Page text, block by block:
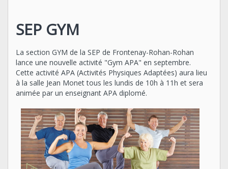
SEP GYM
La section GYM de la SEP de Frontenay-Rohan-Rohan
lance une nouvelle activité "Gym APA" en septembre.
Cette activité APA (Activités Physiques Adaptées) aura lieu
à la salle Jean Monet tous les lundis de 10h à 11h et sera
animée par un enseignant APA diplomé.